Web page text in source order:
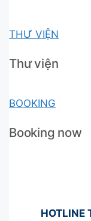
THƯ VIỆN
Thư viện
BOOKING
Booking now
HOTLINE